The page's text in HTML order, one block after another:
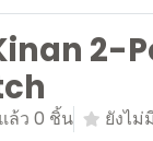
2-
ล้ว 0 ชิ้น
ยังไม่